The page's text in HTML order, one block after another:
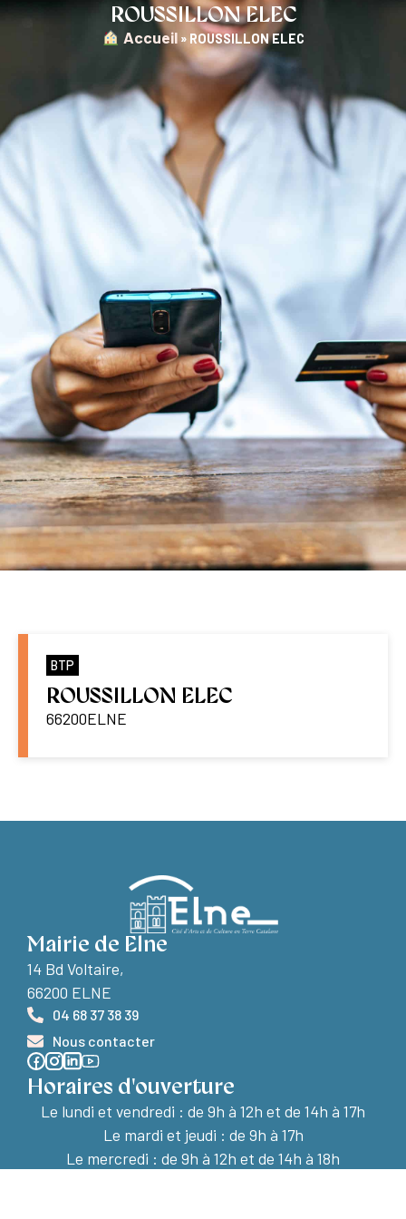
ROUSSILLON ELEC
︎ Accueil » ROUSSILLON ELEC
BTP
ROUSSILLON ELEC
66200ELNE
Mairie de Elne
14 Bd Voltaire,
66200 ELNE
04 68 37 38 39
Nous contacter
Horaires d'ouverture
Le lundi et vendredi : de 9h à 12h et de 14h à 17h
Le mardi et jeudi : de 9h à 17h
Le mercredi : de 9h à 12h et de 14h à 18h